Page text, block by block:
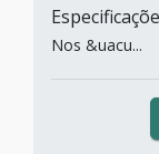
Nos &uacu...